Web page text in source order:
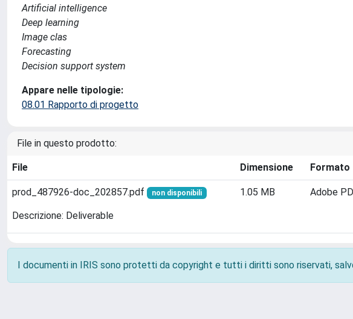
Artificial intelligence
Deep learning
Image clas
Forecasting
Decision support system
Appare nelle tipologie:
08.01 Rapporto di progetto
File in questo prodotto:
File Dimensione Formato
prod_487926-doc_202857.pdf non disponibili
Descrizione: Deliverable
1.05 MB Adobe
I documenti in IRIS sono protetti da copyright e tutti i diritti sono riservati,